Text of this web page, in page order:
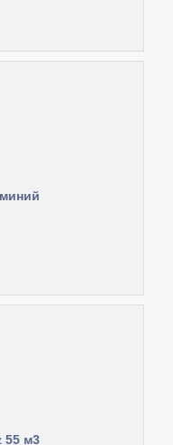
55 м3